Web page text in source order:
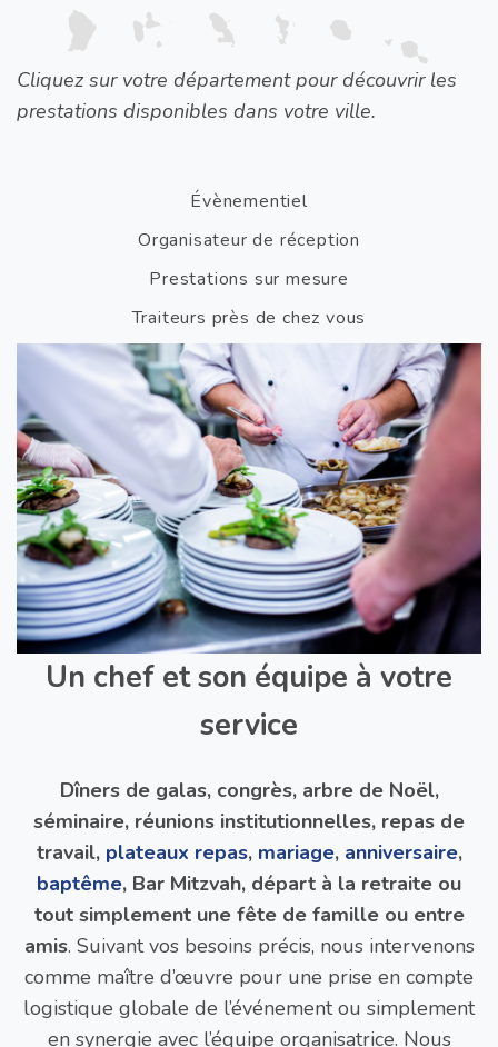
Cliquez sur votre département pour découvrir les
prestations disponibles dans votre ville.
Évènementiel
Organisateur de réception
Prestations sur mesure
Traiteurs près de chez vous
Un chef et son équipe à votre
service
Dîners de galas, congrès, arbre de Noël,
séminaire, réunions institutionnelles, repas de
travail, plateaux repas, mariage, anniversaire,
baptême, Bar Mitzvah, départ à la retraite ou
tout simplement une fête de famille ou entre
amis. Suivant vos besoins précis, nous intervenons
comme maître d’œuvre pour une prise en compte
logistique globale de l’événement ou simplement
en synergie avec l’équipe organisatrice. Nous